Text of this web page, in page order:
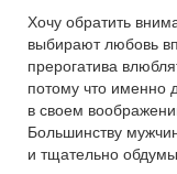
Хочу обратить
выбирают любовь
прерогатива
потому что именно
в своем
Большинству
и тщательно